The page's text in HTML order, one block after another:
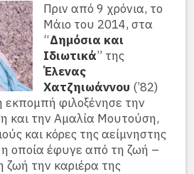
Πριν από 9 χρόνια, το
Μάιο του 2014, στα
“Δημόσια και
Ιδιωτικά” της
Έλενας
Χατζηιωάννου (’82)
φιλοξένησε την
και την Αμαλία Μουτούση,
και κόρες της αείμνηστης
η οποία έφυγε από τη ζωή –
ζωή την καριέρα της